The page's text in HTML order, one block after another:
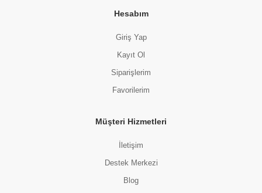
Hesabım
Giriş Yap
Kayıt Ol
Siparişlerim
Favorilerim
Müşteri Hizmetleri
İletişim
Destek Merkezi
Blog